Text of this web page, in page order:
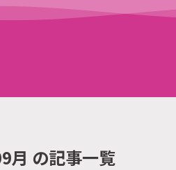
月 の記事一覧